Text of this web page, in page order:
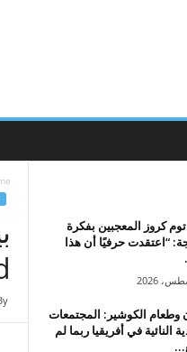
كروز المعجبين بفكرة
“اعتقدت حرفيًا أن هذا
وطعام الكوشير: المجتمعات
النائية في أفريقيا ربما لم